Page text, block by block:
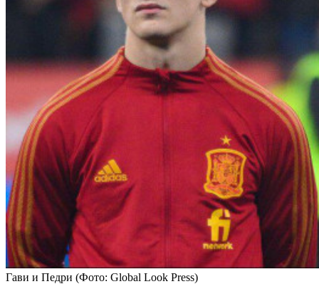
Гави и Педри (Фото: Global Look Press)